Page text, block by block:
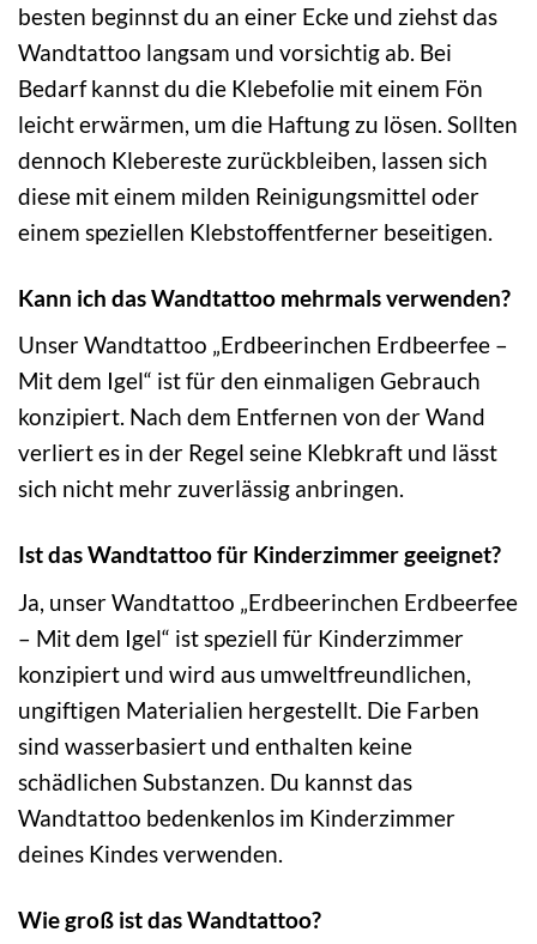
besten beginnst du an einer Ecke und ziehst das
Wandtattoo langsam und vorsichtig ab. Bei
Bedarf kannst du die Klebefolie mit einem Fön
leicht erwärmen, um die Haftung zu lösen. Sollten
dennoch Klebereste zurückbleiben, lassen sich
diese mit einem milden Reinigungsmittel oder
einem speziellen Klebstoffentferner beseitigen.
Kann ich das Wandtattoo mehrmals verwenden?
Unser Wandtattoo „Erdbeerinchen Erdbeerfee –
Mit dem Igel“ ist für den einmaligen Gebrauch
konzipiert. Nach dem Entfernen von der Wand
verliert es in der Regel seine Klebkraft und lässt
sich nicht mehr zuverlässig anbringen.
Ist das Wandtattoo für Kinderzimmer geeignet?
Ja, unser Wandtattoo „Erdbeerinchen Erdbeerfee
– Mit dem Igel“ ist speziell für Kinderzimmer
konzipiert und wird aus umweltfreundlichen,
ungiftigen Materialien hergestellt. Die Farben
sind wasserbasiert und enthalten keine
schädlichen Substanzen. Du kannst das
Wandtattoo bedenkenlos im Kinderzimmer
deines Kindes verwenden.
Wie groß ist das Wandtattoo?